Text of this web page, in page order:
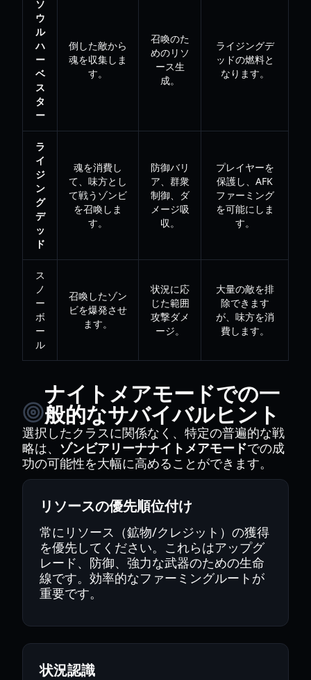
ソ
ウ
ル
ハ
ー
ベ
ス
タ
ー
倒した敵から
魂を収集しま
す。
召喚のた
めのリソ
ース生
成。
ライジングデ
ッドの燃料と
なります。
ラ
イ
ジ
ン
グ
デ
ッ
ド
魂を消費し
て、味方とし
て戦うゾンビ
を召喚しま
す。
防御バリ
ア、群衆
制御、ダ
メージ吸
収。
プレイヤーを
保護し、AFK
ファーミング
を可能にしま
す。
ス
ノ
ー
ボ
ー
ル
召喚したゾン
ビを爆発させ
ます。
状況に応
じた範囲
攻撃ダメ
ージ。
大量の敵を排
除できます
が、味方を消
費します。
ナイトメアモードでの一
般的なサバイバルヒント
選択したクラスに関係なく、特定の普遍的な戦
略は、 ゾンビアリーナナイトメアモードでの成
功の可能性を大幅に高めることができます。
リソースの優先順位付け
常にリソース（鉱物/クレジット）の獲得
を優先してください。これらはアップグ
レード、防御、強力な武器のための生命
線です。効率的なファーミングルートが
重要です。
状況認識